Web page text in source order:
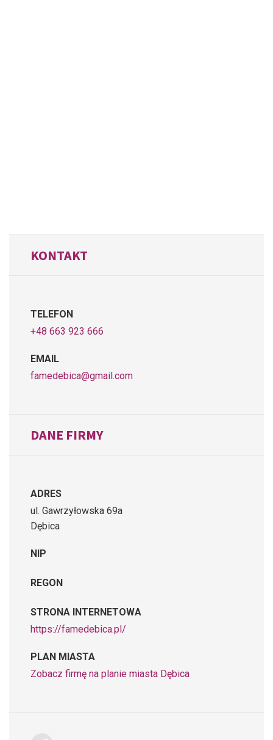
KONTAKT
TELEFON
+48 663 923 666
EMAIL
famedebica@gmail.com
DANE FIRMY
ADRES
ul. Gawrzyłowska 69a
Dębica
NIP
REGON
STRONA INTERNETOWA
https://famedebica.pl/
PLAN MIASTA
Zobacz firmę na planie miasta Dębica